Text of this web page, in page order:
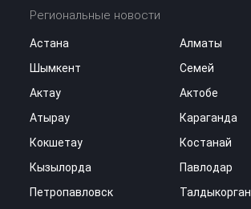
Региональные новости
Астана
Алматы
Шымкент
Семей
Актау
Актобе
Атырау
Караганда
Кокшетау
Костанай
Кызылорда
Павлодар
Петропавловск
Талдыкорган